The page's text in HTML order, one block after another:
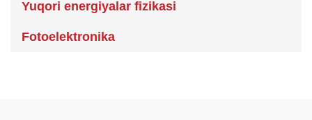
Yuqori energiyalar fizikasi
Fotoelektronika